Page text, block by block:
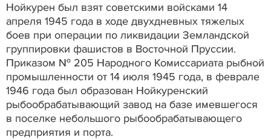
Нойкурен был взят советскими войсками 14
апреля 1945 года в ходе двухдневных тяжелых
боев при операции по ликвидации Земландской
группировки фашистов в Восточной Пруссии.
Приказом № 205 Народного Комиссариата рыбной
промышленности от 14 июля 1945 года, в феврале
1946 года был образован Нойкуренский
рыбообрабатывающий завод на базе имевшегося
в поселке небольшого рыбообрабатывающего
предприятия и порта.